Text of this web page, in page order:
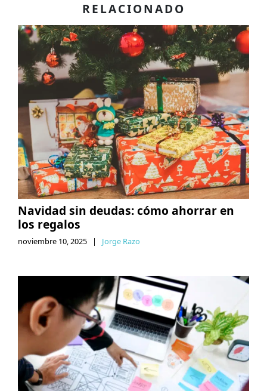
RELACIONADO
Navidad sin deudas: cómo ahorrar en
los regalos
noviembre 10, 2025 | Jorge Razo